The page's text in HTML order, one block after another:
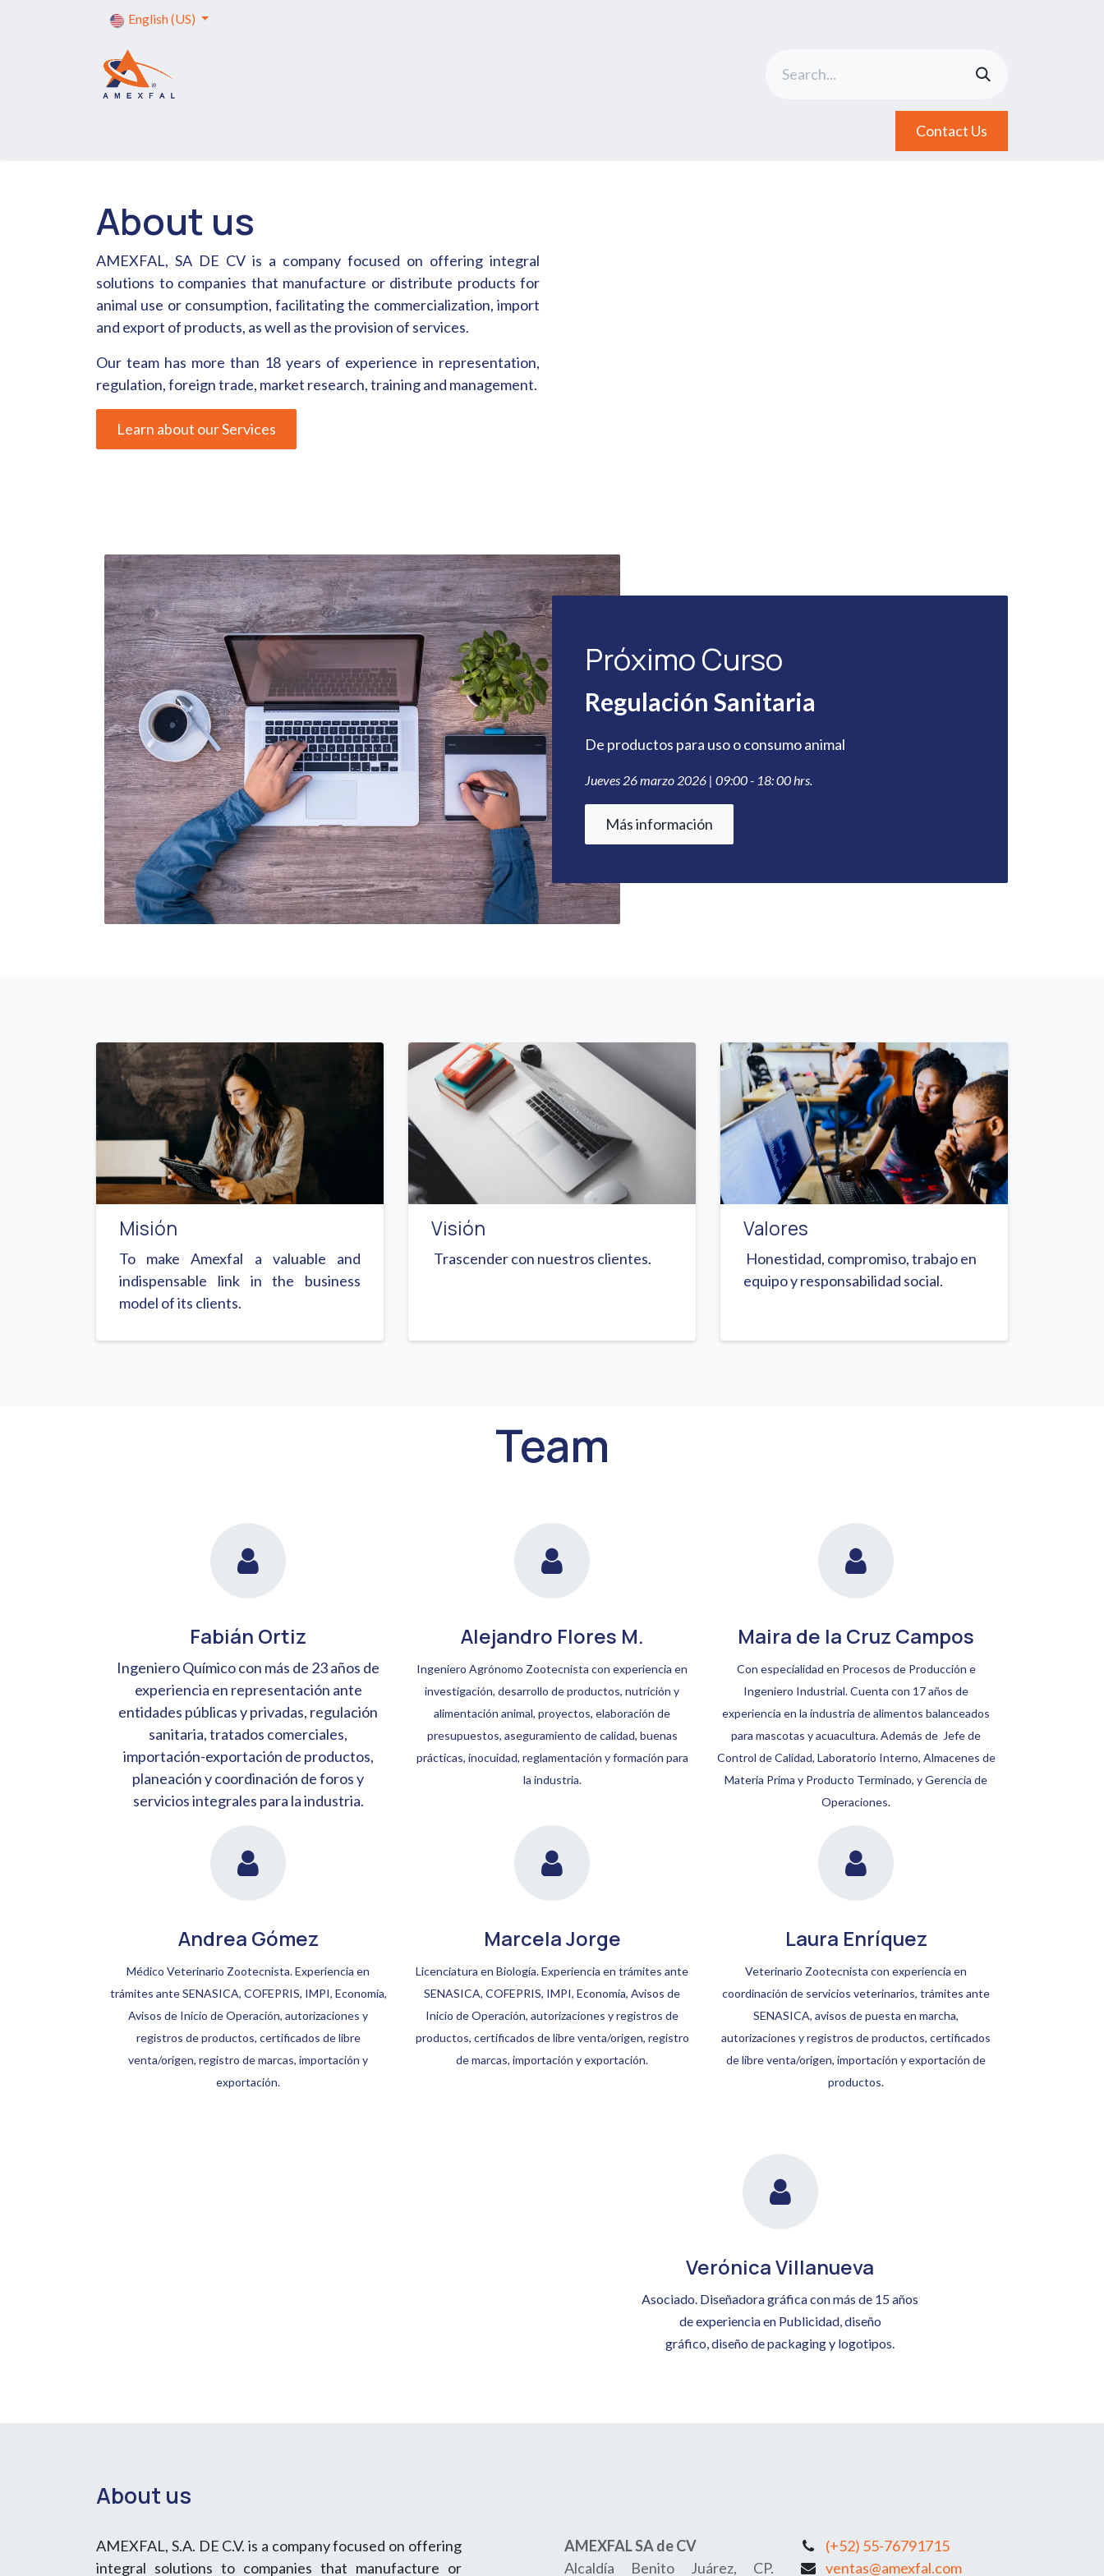
English (US)
Contact Us
About us
AMEXFAL, SA DE CV is a company focused on offering integral
solutions to companies that manufacture or distribute products for
animal use or consumption, facilitating the commercialization, import
and export of products, as well as the provision of services.
Our team has more than 18 years of experience in representation,
regulation, foreign trade, market research, training and management.
Learn about our Services
Próximo Curso
Regulación Sanitaria
De productos para uso o consumo animal
Jueves 26 marzo 2026 | 09:00 - 18: 00 hrs.
Más información
Misión
To make Amexfal a valuable and
indispensable link in the business
model of its clients.
Visión
Trascender con nuestros clientes.
Valores
Honestidad, compromiso, trabajo en
equipo y responsabilidad social.
Team
Fabián Ortiz
Ingeniero Químico con más de 23 años de
experiencia en representación ante
entidades públicas y privadas, regulación
sanitaria, tratados comerciales,
importación-exportación de productos,
planeación y coordinación de foros y
servicios integrales para la industria.
Alejandro Flores M.
Ingeniero Agrónomo Zootecnista con experiencia en
investigación, desarrollo de productos, nutrición y
alimentación animal, proyectos, elaboración de
presupuestos, aseguramiento de calidad, buenas
prácticas, inocuidad, reglamentación y formación para
la industria.
Maira de la Cruz Campos
Con especialidad en Procesos de Producción e
Ingeniero Industrial. Cuenta con 17 años de
experiencia en la industria de alimentos balanceados
para mascotas y acuacultura. Además de Jefe de
Control de Calidad, Laboratorio Interno, Almacenes de
Materia Prima y Producto Terminado, y Gerencia de
Operaciones.
Andrea Gómez
Médico Veterinario Zootecnista. Experiencia en
trámites ante SENASICA, COFEPRIS, IMPI, Economía,
Avisos de Inicio de Operación, autorizaciones y
registros de productos, certificados de libre
venta/origen, registro de marcas, importación y
exportación.
Marcela Jorge
Licenciatura en Biología. Experiencia en trámites ante
SENASICA, COFEPRIS, IMPI, Economía, Avisos de
Inicio de Operación, autorizaciones y registros de
productos, certificados de libre venta/origen, registro
de marcas, importación y exportación.
Laura Enríquez
Veterinario Zootecnista con experiencia en
coordinación de servicios veterinarios, trámites ante
SENASICA, avisos de puesta en marcha,
autorizaciones y registros de productos, certificados
de libre venta/origen, importación y exportación de
productos.
Verónica Villanueva
Asociado. Diseñadora gráfica con más de 15 años
de experiencia en Publicidad, diseño
gráfico, diseño de packaging y logotipos.
About us
AMEXFAL, S.A. DE C.V. is a company focused on offering
integral solutions to companies that manufacture or
AMEXFAL SA de CV
Alcaldía Benito Juárez, CP.
(+52) 55-76791715
ventas@amexfal.com